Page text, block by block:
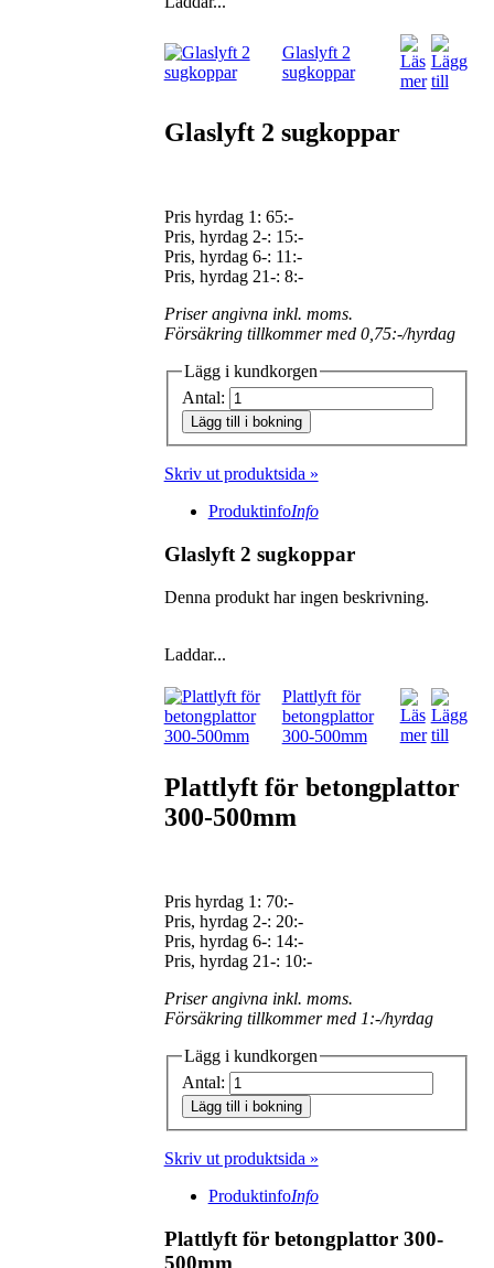
Glaslyft 2
sugkoppar
Glaslyft 2 sugkoppar
Pris hyrdag 1: 65:-
Pris, hyrdag 2-: 15:-
Pris, hyrdag 6-: 11:-
Pris, hyrdag 21-: 8:-
Priser angivna inkl. moms.
Försäkring tillkommer med 0,75:-/hyrdag
Lägg i kundkorgen
Antal:
Lägg till i bokning
Skriv ut produktsida »
ProduktinfoInfo
Glaslyft 2 sugkoppar
Denna produkt har ingen beskrivning.
Laddar...
Plattlyft för
betongplattor
300-500mm
Plattlyft för betongplattor
300-500mm
Pris hyrdag 1: 70:-
Pris, hyrdag 2-: 20:-
Pris, hyrdag 6-: 14:-
Pris, hyrdag 21-: 10:-
Priser angivna inkl. moms.
Försäkring tillkommer med 1:-/hyrdag
Lägg i kundkorgen
Antal:
Lägg till i bokning
Skriv ut produktsida »
ProduktinfoInfo
Plattlyft för betongplattor 300-
500mm